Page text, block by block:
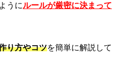
うに ルールが厳密に決まって
り方やコツを簡単に解説して